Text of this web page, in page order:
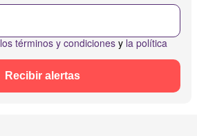
los términos y condiciones y la política
Recibir alertas